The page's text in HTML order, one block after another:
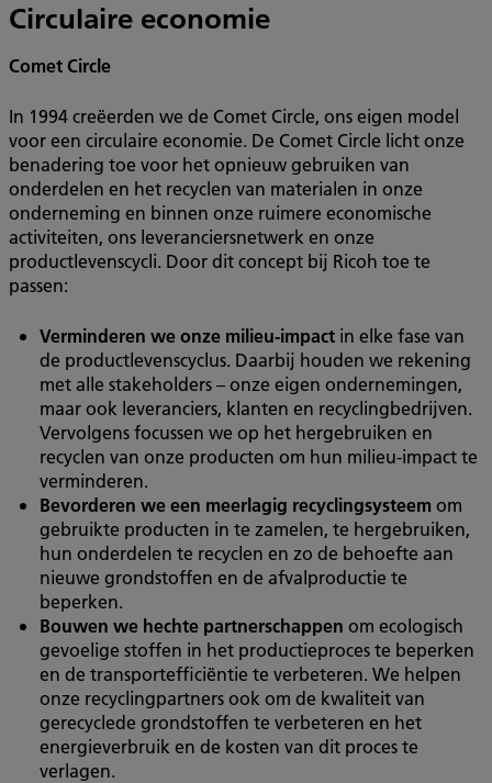
Circulaire economie
Comet Circle
In 1994 creëerden we de Comet Circle, ons eigen model
voor een circulaire economie. De Comet Circle licht onze
benadering toe voor het opnieuw gebruiken van
onderdelen en het recyclen van materialen in onze
onderneming en binnen onze ruimere economische
activiteiten, ons leveranciersnetwerk en onze
productlevenscycli. Door dit concept bij Ricoh toe te
passen:
Verminderen we onze milieu-impact in elke fase van
de productlevenscyclus. Daarbij houden we rekening
met alle stakeholders – onze eigen ondernemingen,
maar ook leveranciers, klanten en recyclingbedrijven.
Vervolgens focussen we op het hergebruiken en
recyclen van onze producten om hun milieu-impact te
verminderen.
Bevorderen we een meerlagig recyclingsysteem om
gebruikte producten in te zamelen, te hergebruiken,
hun onderdelen te recyclen en zo de behoefte aan
nieuwe grondstoffen en de afvalproductie te
beperken.
Bouwen we hechte partnerschappen om ecologisch
gevoelige stoffen in het productieproces te beperken
en de transportefficiëntie te verbeteren. We helpen
onze recyclingpartners ook om de kwaliteit van
gerecyclede grondstoffen te verbeteren en het
energieverbruik en de kosten van dit proces te
verlagen.